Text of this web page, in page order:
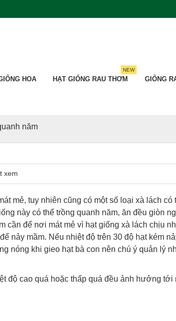
HOA HẠT GIỐNG RAU THƠM
NEW
GIỐNG
năm
xem
mẻ, tuy nhiên cũng có một số loại xà lách có
này có thể trồng quanh năm, ăn đều giòn
cần để nơi mát mẻ vì hạt giống xà lách chịu
nảy mầm. Nếu nhiệt độ trên 30 độ hạt kém
nóng khi gieo hạt bà con nên chú ý quản lý
độ cao quá hoặc thấp quá đều ảnh hưởng tới